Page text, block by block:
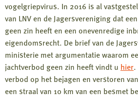
vogelgriepvirus. In 2016 is al
van LNV en de Jagersvereniging dat
geen zin heeft en een onevenredige
eigendomsrecht. De brief van de
ministerie met argumentatie waarom
jachtverbod geen zin heeft vindt u hier.
verbod op het bejagen en verstoren
een straal van 10 km van een besmet